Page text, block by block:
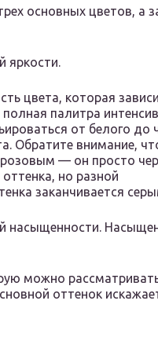
основных цветов, а
яркости.
цвета, которая
палитра
от белого до
Обратите внимание,
— он просто
но разной
заканчивается
насыщенности.
можно
оттенок